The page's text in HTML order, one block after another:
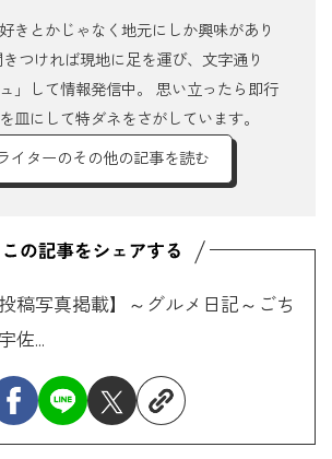
きとかじゃなく地元にしか興味があり
つければ現地に足を運び、文字通り
ュ」して情報発信中。 思い立ったら即行
皿にして特ダネをさがしています。
イターのその他の記事を読む
稿写真掲載】～グルメ日記～ごち
佐...